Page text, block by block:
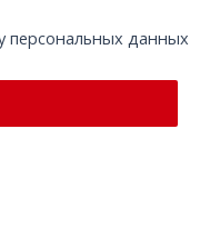
персональных данных